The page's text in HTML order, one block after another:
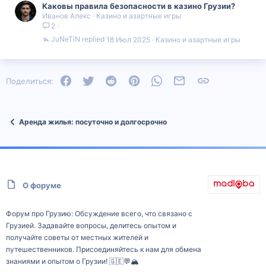
Каковы правила безопасности в казино Грузии?
Иванов Алекс
Казино и азартные игры
2
Казино и азартные игры
18 Июл 2025
JuNeTiN
Поделиться: FacebookTwitter Reddit PinterestWhatsAppЭлектронная почта
Аренда жилья: посуточно и долгосрочно
О форуме
Форум про Грузию: Обсуждение всего, что связано с
Грузией. Задавайте вопросы, делитесь опытом и
получайте советы от местных жителей и
путешественников. Присоединяйтесь к нам для обмена
знаниями и опытом о Грузии! 🇬🇪💬🏔️